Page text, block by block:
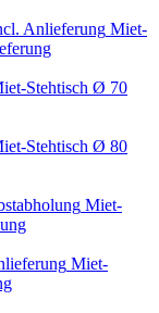
Miet-
Stehtisch Ø 70
Stehtisch Ø 80
Miet-
Miet-